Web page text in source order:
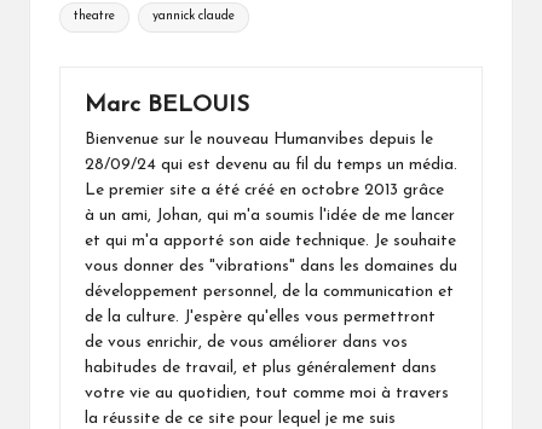
theatre yannick claude
Marc BELOUIS
Bienvenue sur le nouveau Humanvibes depuis le
28/09/24 qui est devenu au fil du temps un média.
Le premier site a été créé en octobre 2013 grâce
à un ami, Johan, qui m'a soumis l'idée de me lancer
et qui m'a apporté son aide technique. Je souhaite
vous donner des "vibrations" dans les domaines du
développement personnel, de la communication et
de la culture. J'espère qu'elles vous permettront
de vous enrichir, de vous améliorer dans vos
habitudes de travail, et plus généralement dans
votre vie au quotidien, tout comme moi à travers
la réussite de ce site pour lequel je me suis